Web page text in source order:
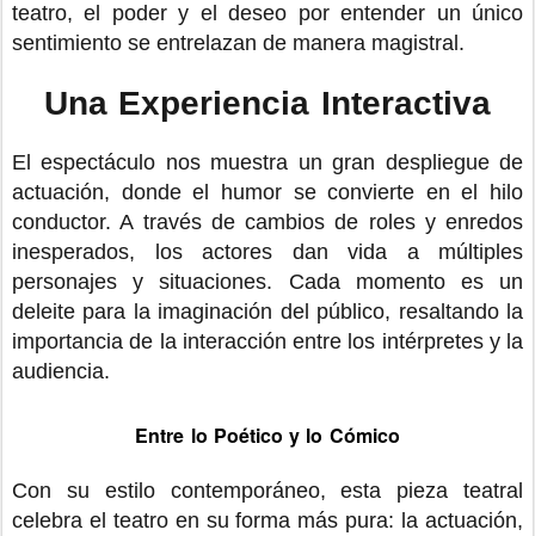
teatro, el poder y el deseo por entender un único
sentimiento se entrelazan de manera magistral.
Una Experiencia Interactiva
El espectáculo nos muestra un gran despliegue de
actuación, donde el humor se convierte en el hilo
conductor. A través de cambios de roles y enredos
inesperados, los actores dan vida a múltiples
personajes y situaciones. Cada momento es un
deleite para la imaginación del público, resaltando la
importancia de la interacción entre los intérpretes y la
audiencia.
Entre lo Poético y lo Cómico
Con su estilo contemporáneo, esta pieza teatral
celebra el teatro en su forma más pura: la actuación,